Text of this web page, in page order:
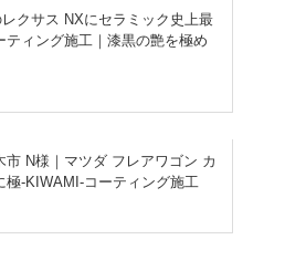
レクサス NXにセラミック史上最
ティング施工｜漆黒の艶を極め
市 N様｜マツダ フレアワゴン カ
極-KIWAMI-コーティング施工